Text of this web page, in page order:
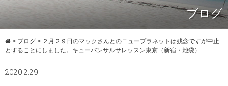
ブログ
> ブログ > ２月２９日のマックさんとのニュープラネットは残念ですが中止
とすることにしました。キューバンサルサレッスン東京（新宿・池袋）
2020.2.29